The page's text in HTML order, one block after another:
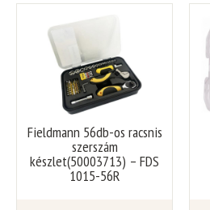
Fieldmann 56db-os racsnis
szerszám
készlet(50003713) – FDS
1015-56R